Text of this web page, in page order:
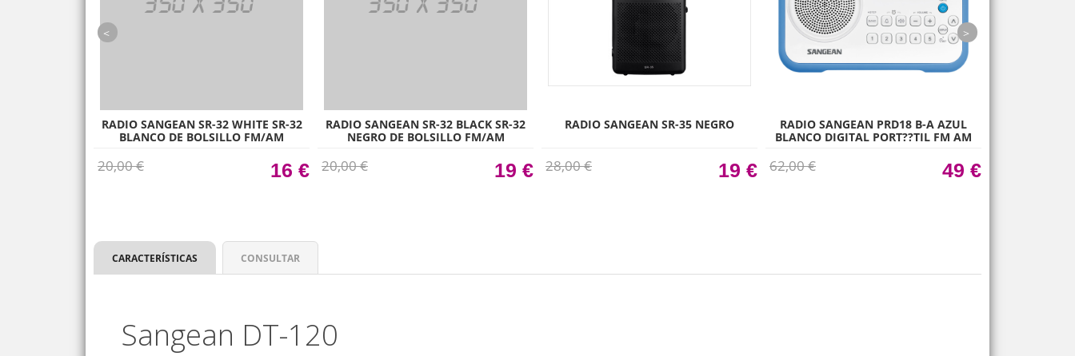
RADIO SANGEAN SR-32 WHITE SR-32
BLANCO DE BOLSILLO FM/AM
20,00 € 16 €
RADIO SANGEAN SR-32 BLACK SR-32
NEGRO DE BOLSILLO FM/AM
20,00 € 19 €
RADIO SANGEAN SR-35 NEGRO
28,00 € 19 €
RADIO SANGEAN PRD18 B-A AZUL
BLANCO DIGITAL PORT??TIL FM AM
62,00 € 49 €
CARACTERÍSTICAS CONSULTAR